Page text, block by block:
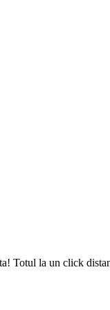
Totul la un click